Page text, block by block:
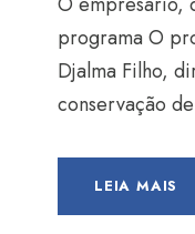
programa O
Djalma Filho,
conservação
LEIA MAIS